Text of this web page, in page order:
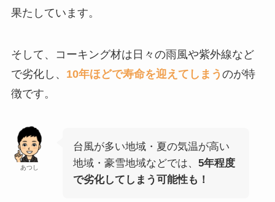
果たしています。
そして、コーキング材は日々の雨風や紫外線など
で劣化し、 10年ほどで寿命を迎えてしまう のが特
徴です。
あつし
台風が多い地域・夏の気温が高い
地域・豪雪地域などでは、 5年程度
で劣化してしまう可能性も！